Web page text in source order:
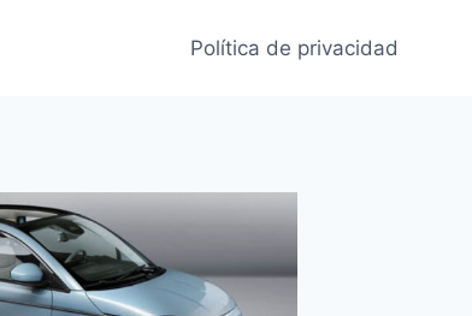
Política de privacidad